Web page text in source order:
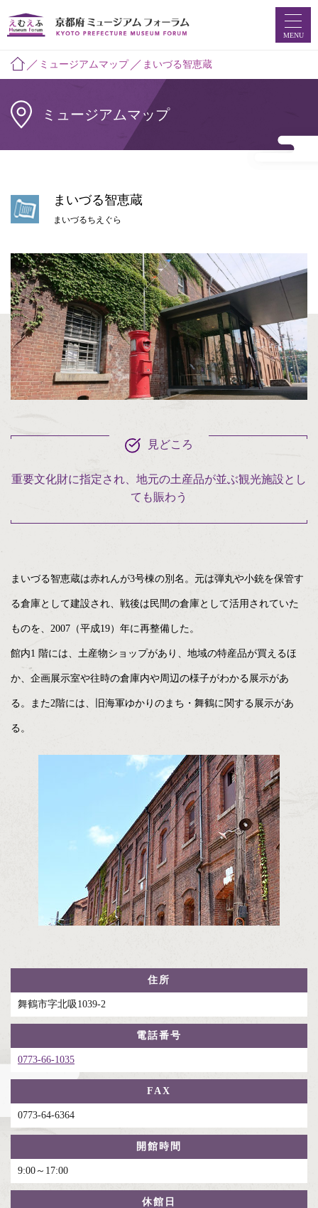
ホーム
ミュージアムマップ
えむえふコラム
ミュージアムフォーラムとは
MENU
ミュージアムマップ まいづる智恵蔵
ミュージアムマップ
まいづる智恵蔵
まいづるちえぐら
見どころ
重要文化財に指定され、地元の土産品が並ぶ観光施設とし
ても賑わう
まいづる智恵蔵は赤れんが3号棟の別名。元は弾丸や小銃を保管す
る倉庫として建設され、戦後は民間の倉庫として活用されていた
ものを、2007（平成19）年に再整備した。
館内1 階には、土産物ショップがあり、地域の特産品が買えるほ
か、企画展示室や往時の倉庫内や周辺の様子がわかる展示があ
る。また2階には、旧海軍ゆかりのまち・舞鶴に関する展示があ
る。
住所
舞鶴市字北吸1039-2
電話番号
0773-66-1035
FAX
0773-64-6364
開館時間
9:00～17:00
休館日